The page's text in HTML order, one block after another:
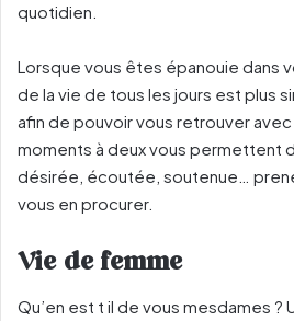
quotidien.
Lorsque vous êtes épanouie dans
de la vie de tous les jours est plus
afin de pouvoir vous retrouver
moments à deux vous permettent
désirée, écoutée, soutenue…
vous en procurer.
Vie de femme
Qu’en est t il de vous mesdames ?